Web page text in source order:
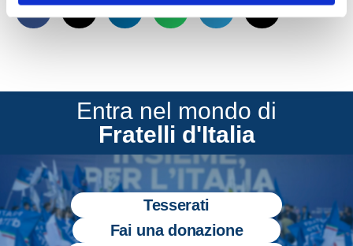
Entra nel mondo di
Fratelli d'Italia
Tesserati
Fai una donazione